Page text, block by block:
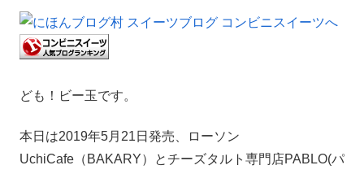
ども！ビー玉です。
本日は2019年5月21日発売、ローソン
UchiCafe（BAKARY）とチーズタルト専門店PABLO(パ